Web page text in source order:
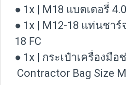
● 1x | M18 แบตเตอรี่
● 1x | M12-18 แท่นชาร์
18 FC
● 1x | กระเป๋าเครื่องมือ
Contractor Bag Size M